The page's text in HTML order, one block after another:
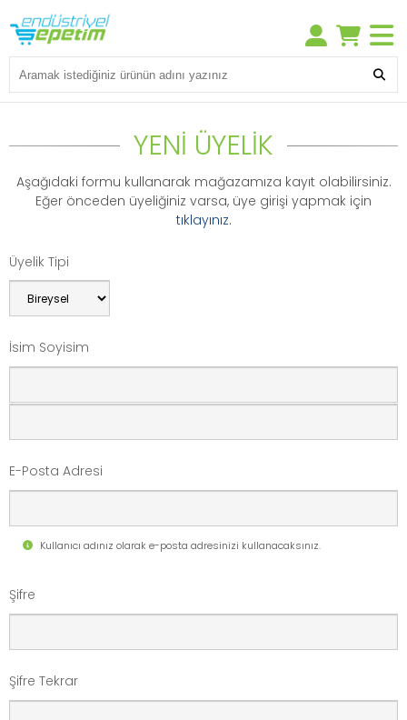
YENİ ÜYELİK
Aşağıdaki formu kullanarak mağazamıza kayıt olabilirsiniz.
Eğer önceden üyeliğiniz varsa, üye girişi yapmak için
tıklayınız.
Üyelik Tipi
İsim Soyisim
E-Posta Adresi
Kullanıcı adınız olarak e-posta adresinizi kullanacaksınız.
Şifre
Şifre Tekrar